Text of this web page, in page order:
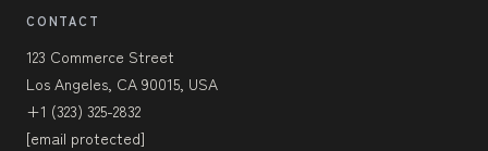
CONTACT
123 Commerce Street
Los Angeles, CA 90015, USA
+1 (323) 325-2832
[email protected]